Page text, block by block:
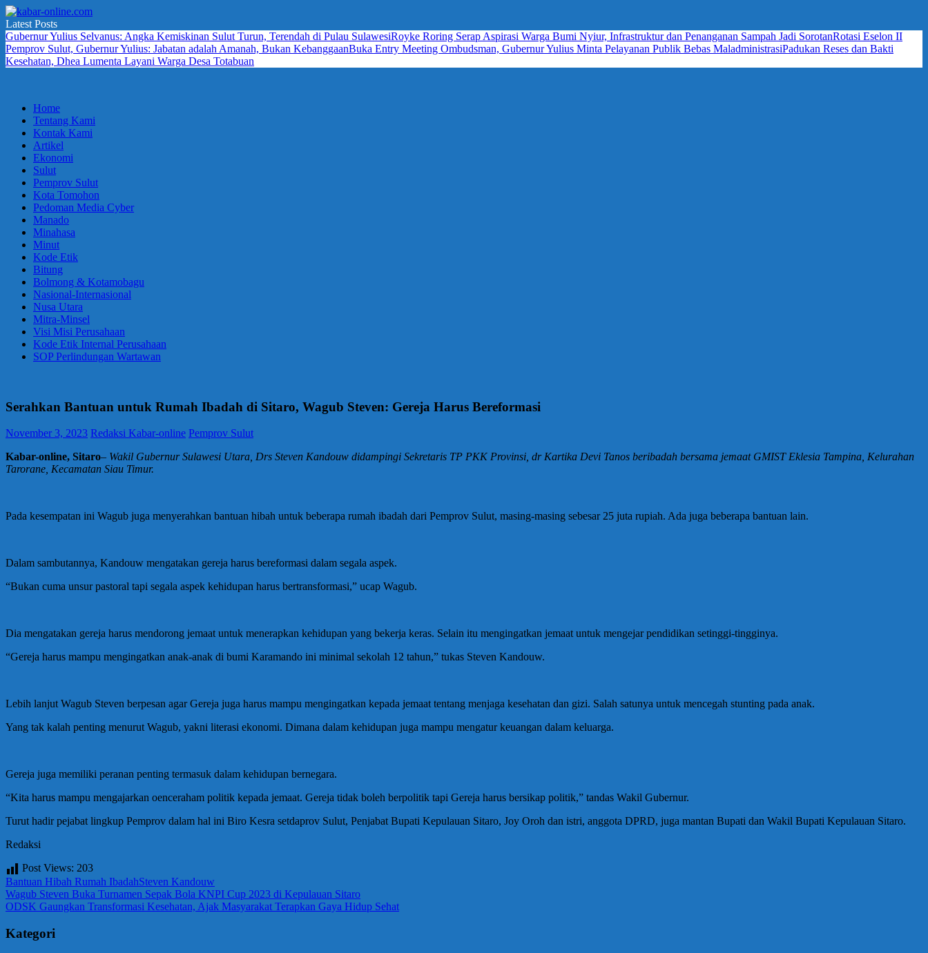
Skip
to
content
kabar-
online.com
terpercaya
dalam
mengabarkan
Latest Posts
Gubernur Yulius Selvanus: Angka Kemiskinan Sulut Turun, Terendah di Pulau SulawesiRoyke Roring Serap Aspirasi Warga Bumi Nyiur, Infrastruktur dan Penanganan Sampah Jadi SorotanRotasi Eselon II
Pemprov Sulut, Gubernur Yulius: Jabatan adalah Amanah, Bukan KebanggaanBuka Entry Meeting Ombudsman, Gubernur Yulius Minta Pelayanan Publik Bebas MaladministrasiPadukan Reses dan Bakti
Kesehatan, Dhea Lumenta Layani Warga Desa Totabuan
Home
Tentang Kami
Kontak Kami
Artikel
Ekonomi
Sulut
Pemprov Sulut
Kota Tomohon
Pedoman Media Cyber
Manado
Minahasa
Minut
Kode Etik
Bitung
Bolmong & Kotamobagu
Nasional-Internasional
Nusa Utara
Mitra-Minsel
Visi Misi Perusahaan
Kode Etik Internal Perusahaan
SOP Perlindungan Wartawan
Serahkan Bantuan untuk Rumah Ibadah di Sitaro, Wagub Steven: Gereja Harus Bereformasi
November 3, 2023 Redaksi Kabar-online Pemprov Sulut
Kabar-online, Sitaro– Wakil Gubernur Sulawesi Utara, Drs Steven Kandouw didampingi Sekretaris TP PKK Provinsi, dr Kartika Devi Tanos beribadah bersama jemaat GMIST Eklesia Tampina, Kelurahan
Tarorane, Kecamatan Siau Timur.
Pada kesempatan ini Wagub juga menyerahkan bantuan hibah untuk beberapa rumah ibadah dari Pemprov Sulut, masing-masing sebesar 25 juta rupiah. Ada juga beberapa bantuan lain.
Dalam sambutannya, Kandouw mengatakan gereja harus bereformasi dalam segala aspek.
“Bukan cuma unsur pastoral tapi segala aspek kehidupan harus bertransformasi,” ucap Wagub.
Dia mengatakan gereja harus mendorong jemaat untuk menerapkan kehidupan yang bekerja keras. Selain itu mengingatkan jemaat untuk mengejar pendidikan setinggi-tingginya.
“Gereja harus mampu mengingatkan anak-anak di bumi Karamando ini minimal sekolah 12 tahun,” tukas Steven Kandouw.
Lebih lanjut Wagub Steven berpesan agar Gereja juga harus mampu mengingatkan kepada jemaat tentang menjaga kesehatan dan gizi. Salah satunya untuk mencegah stunting pada anak.
Yang tak kalah penting menurut Wagub, yakni literasi ekonomi. Dimana dalam kehidupan juga mampu mengatur keuangan dalam keluarga.
Gereja juga memiliki peranan penting termasuk dalam kehidupan bernegara.
“Kita harus mampu mengajarkan oenceraham politik kepada jemaat. Gereja tidak boleh berpolitik tapi Gereja harus bersikap politik,” tandas Wakil Gubernur.
Turut hadir pejabat lingkup Pemprov dalam hal ini Biro Kesra setdaprov Sulut, Penjabat Bupati Kepulauan Sitaro, Joy Oroh dan istri, anggota DPRD, juga mantan Bupati dan Wakil Bupati Kepulauan Sitaro.
Redaksi
Post Views: 203
Bantuan Hibah Rumah IbadahSteven Kandouw
Navigasi
pos
Previous
Post:
Wagub Steven Buka Turnamen Sepak Bola KNPI Cup 2023 di Kepulauan Sitaro
Next
ODSK Gaungkan Transformasi Kesehatan, Ajak Masyarakat Terapkan Gaya Hidup Sehat
Kategori